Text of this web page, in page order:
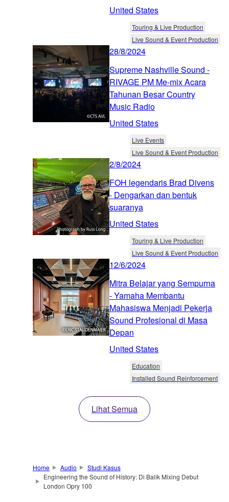
United States
Touring & Live Production
Live Sound & Event Production
28/8/2024
Supreme Nashville Sound -
RIVAGE PM Me-mix Acara
Tahunan Besar Country
Music Radio
United States
Live Events
Live Sound & Event Production
2/8/2024
FOH legendaris Brad Divens
- Dengarkan dan bentuk
suaranya
United States
Touring & Live Production
Live Sound & Event Production
12/6/2024
Mitra Belajar yang Sempurna
- Yamaha Membantu
Mahasiswa Menjadi Pekerja
Sound Profesional di Masa
Depan
United States
Education
Installed Sound Reinforcement
Lihat Semua
Home Audio
Studi Kasus
Engineering the Sound of History: Di Balik Mixing Debut
London Opry 100